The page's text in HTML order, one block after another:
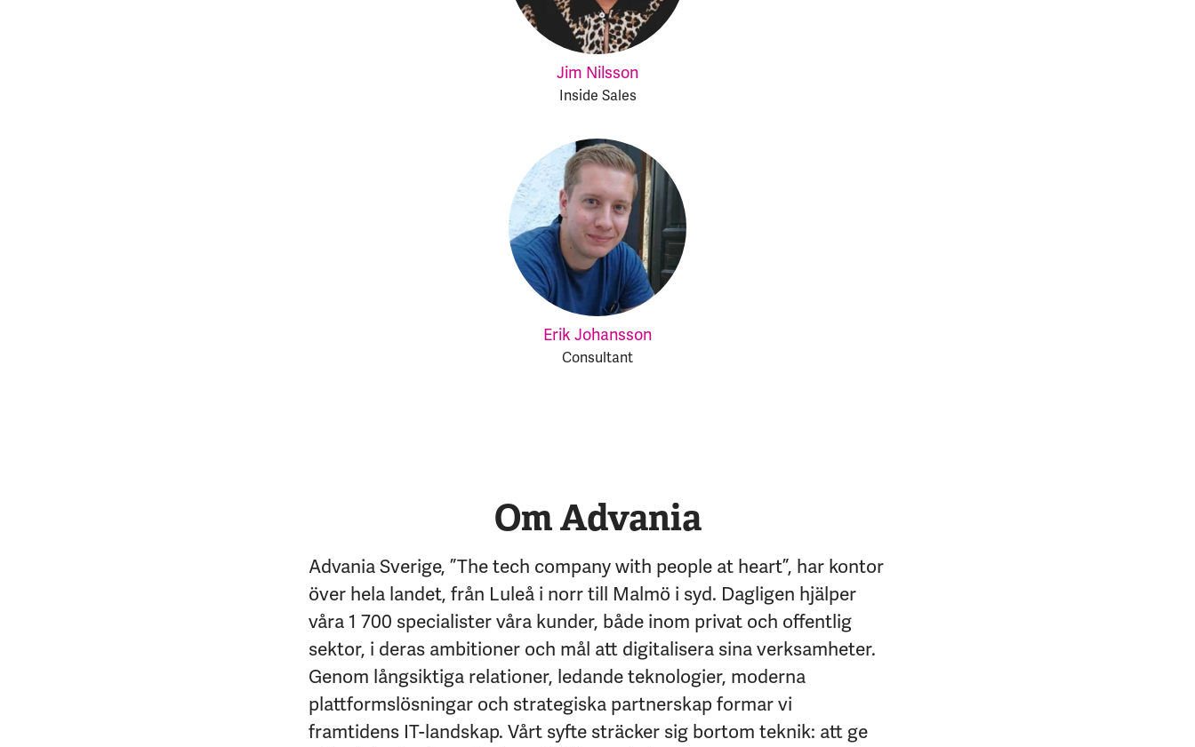
Jim Nilsson
Inside Sales
Erik Johansson
Consultant
Om Advania
Advania Sverige, ”The tech company with people at heart”, har kontor
över hela landet, från Luleå i norr till Malmö i syd. Dagligen hjälper
våra 1 700 specialister våra kunder, både inom privat och offentlig
sektor, i deras ambitioner och mål att digitalisera sina verksamheter.
Genom långsiktiga relationer, ledande teknologier, moderna
plattformslösningar och strategiska partnerskap formar vi
framtidens IT-landskap. Vårt syfte sträcker sig bortom teknik: att ge